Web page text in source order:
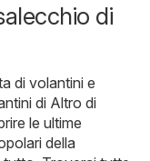
di
di volantini e
di Altro di
le ultime
della